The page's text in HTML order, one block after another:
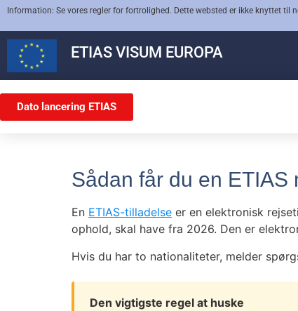
Information: Se vores regler for fortrolighed. Dette websted er ikke knyttet
ETIAS VISUM EUROPA
Dato lancering ETIAS
Sådan får du en
En ETIAS-tilladelse er en elektronisk
ophold, skal have fra 2026. Den er
Hvis du har to nationaliteter, melder
Den vigtigste regel at huske